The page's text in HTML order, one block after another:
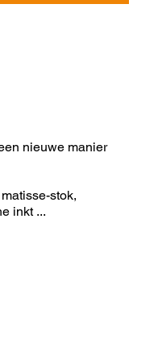
nieuwe manier
stok,
inkt ...